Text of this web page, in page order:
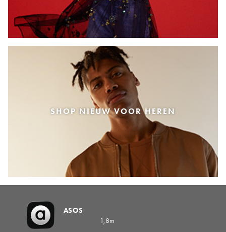
SHOP NIEUW VOOR HEREN
ASOS
1,8m